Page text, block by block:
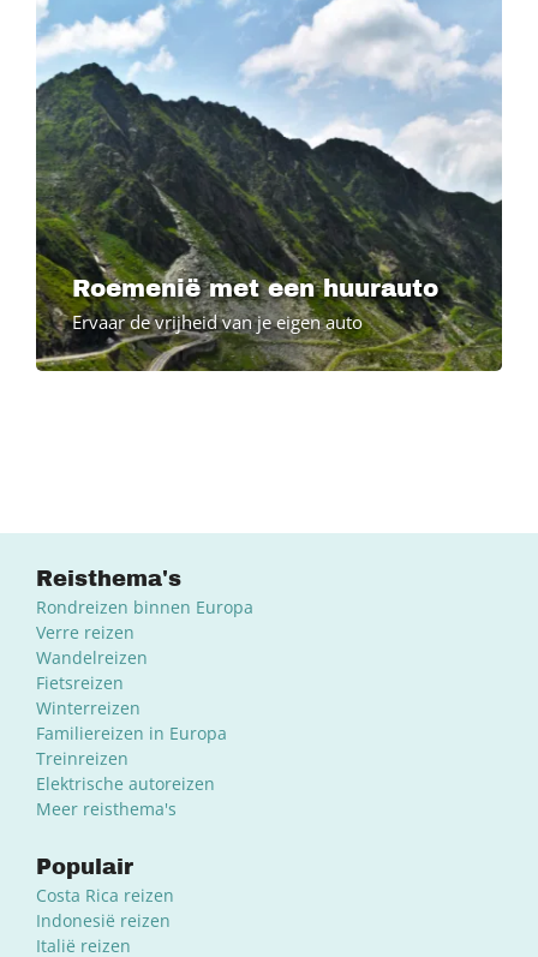
Roemenië met een huurauto
Ervaar de vrijheid van je eigen auto
Reisthema's
Rondreizen binnen Europa
Verre reizen
Wandelreizen
Fietsreizen
Winterreizen
Familiereizen in Europa
Treinreizen
Elektrische autoreizen
Meer reisthema's
Populair
Costa Rica reizen
Indonesië reizen
Italië reizen